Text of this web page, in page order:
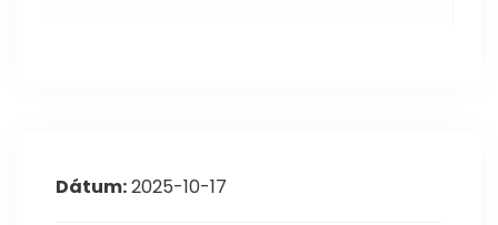
Dátum:2025-10-17